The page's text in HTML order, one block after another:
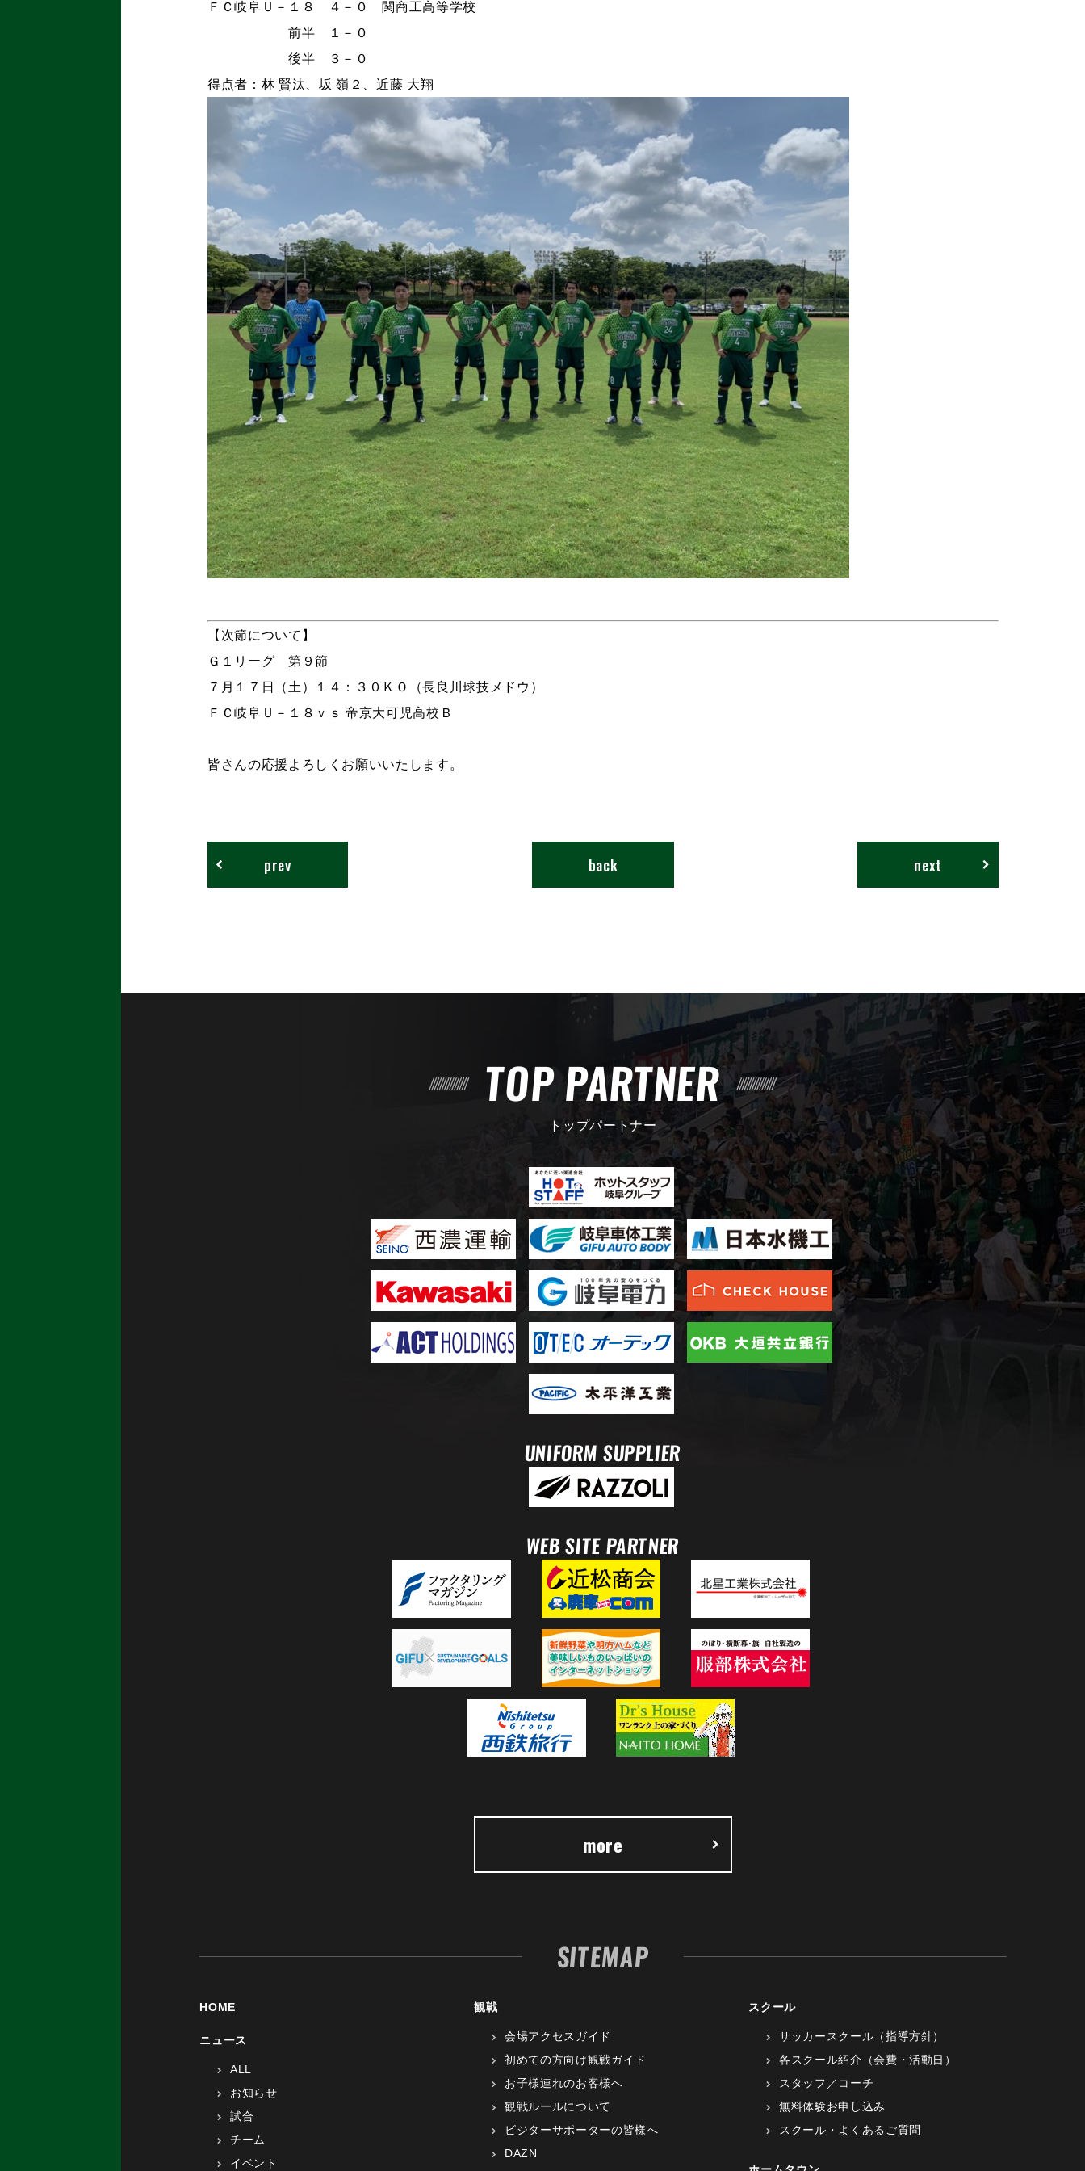
ＦＣ岐阜Ｕ－１８ ４－０ 関商工高等学校
前半 １－０
後半 ３－０
得点者：林 賢汰、坂 嶺２、近藤 大翔
【次節について】
Ｇ１リーグ 第９節
７月１７日（土）１４：３０ＫＯ（長良川球技メドウ）
ＦＣ岐阜Ｕ－１８ｖｓ 帝京大可児高校Ｂ
皆さんの応援よろしくお願いいたします。
next
back
prev
TOP PARTNER
トップパートナー
UNIFORM SUPPLIER
WEB SITE PARTNER
more
SITEMAP
HOME
ニュース
ALL
お知らせ
試合
チーム
イベント
観戦
会場アクセスガイド
初めての方向け観戦ガイド
お子様連れのお客様へ
観戦ルールについて
ビジターサポーターの皆様へ
DAZN
スクール
サッカースクール（指導方針）
各スクール紹介（会費・活動日）
スタッフ／コーチ
無料体験お申し込み
スクール・よくあるご質問